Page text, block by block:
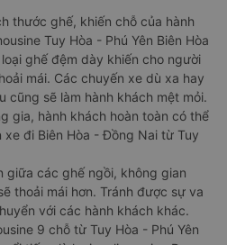
thước ghế, khiến chỗ của hành
Tuy Hòa - Phú Yên Biên Hòa
ghế đệm dày khiến cho người
mái. Các chuyến xe dù xa hay
cũng sẽ làm hành khách mệt mỏi.
gia, hành khách hoàn toàn có thể
đi Biên Hòa - Đồng Nai từ Tuy
giữa các ghế ngồi, không gian
thoải mái hơn. Tránh được sự va
với các hành khách khác.
9 chỗ từ Tuy Hòa - Phú Yên